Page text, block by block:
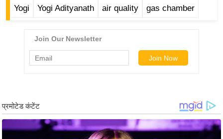
म
त
बॉ
ली
Yogi Yogi Adityanath air quality gas chamber